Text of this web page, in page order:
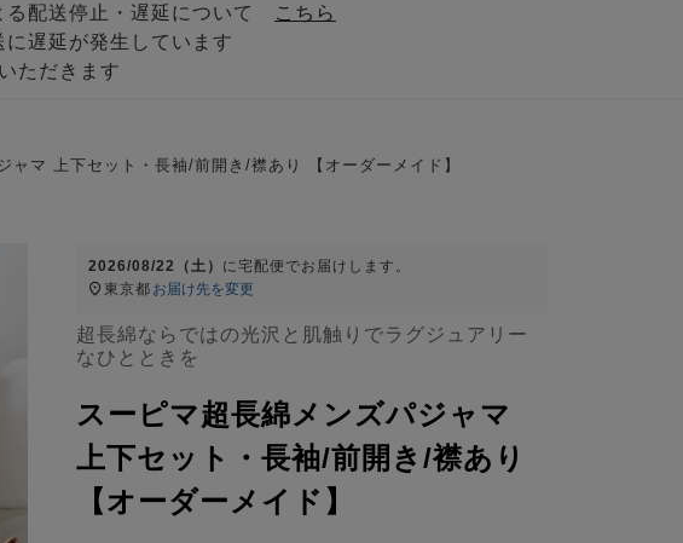
る配送停止・遅延について
こちら
遅延が発生しています
ただきます
ャマ 上下セット・長袖/前開き/襟あり 【オーダーメイド】
2026/08/22（土） に宅配便 でお届けします。
東京都 お届け先を変更
超長綿ならではの光沢と肌触りでラグジュアリー
なひとときを
スーピマ超長綿メンズパジャマ
上下セット・長袖/前開き/襟あり
【オーダーメイド】